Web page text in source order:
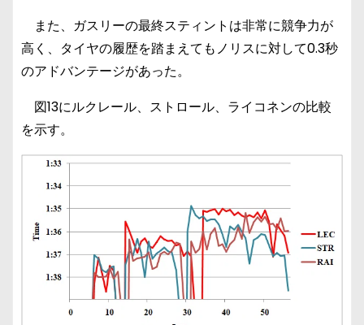
また、ガスリーの最終スティントは非常に競争力が
高く、タイヤの履歴を踏まえてもノリスに対して0.3秒
のアドバンテージがあった。
図13にルクレール、ストロール、ライコネンの比較
を示す。